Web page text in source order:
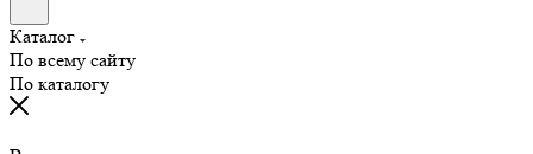
Каталог
По всему сайту
По каталогу